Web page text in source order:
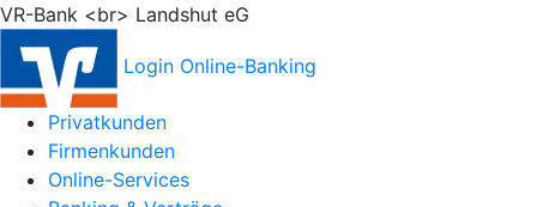
VR-Bank <br> Landshut eG
Login Online-Banking
Privatkunden
Firmenkunden
Online-Services